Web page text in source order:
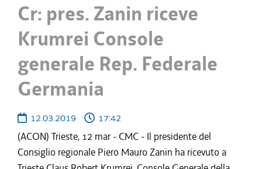
Cr: pres. Zanin riceve
Krumrei Console
generale Rep. Federale
Germania
12.03.2019
17:42
(ACON) Trieste, 12 mar - CMC - Il presidente del
Consiglio regionale Piero Mauro Zanin ha ricevuto a